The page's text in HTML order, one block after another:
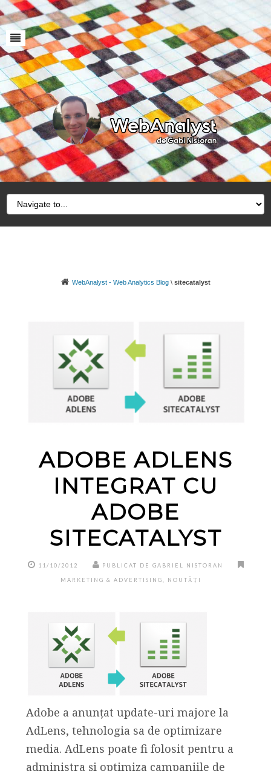
WebAnalyst - Web Analytics Blog\ sitecatalyst
ADOBE ADLENS
INTEGRAT CU
ADOBE
SITECATALYST
11/10/2012 PUBLICAT DE GABRIEL NISTORAN
MARKETING & ADVERTISING NOUTĂȚI
Adobe a anunțat update-uri majore la
AdLens, tehnologia sa de optimizare
media. AdLens poate fi folosit pentru a
administra și optimiza campaniile de